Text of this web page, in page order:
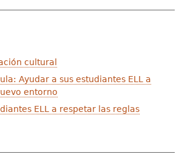
cultural
Ayudar a sus estudiantes ELL a
entorno
ELL a respetar las reglas